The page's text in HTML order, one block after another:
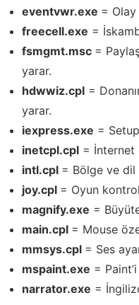
eventvwr.exe =
freecell.exe =
fsmgmt.msc =
yarar.
hdwwiz.cpl =
yarar.
iexpress.exe =
inetcpl.cpl = İnternet
intl.cpl = Bölge ve dil
joy.cpl = Oyun
magnify.exe =
main.cpl = Mouse
mmsys.cpl = Ses
mspaint.exe =
narrator.exe =